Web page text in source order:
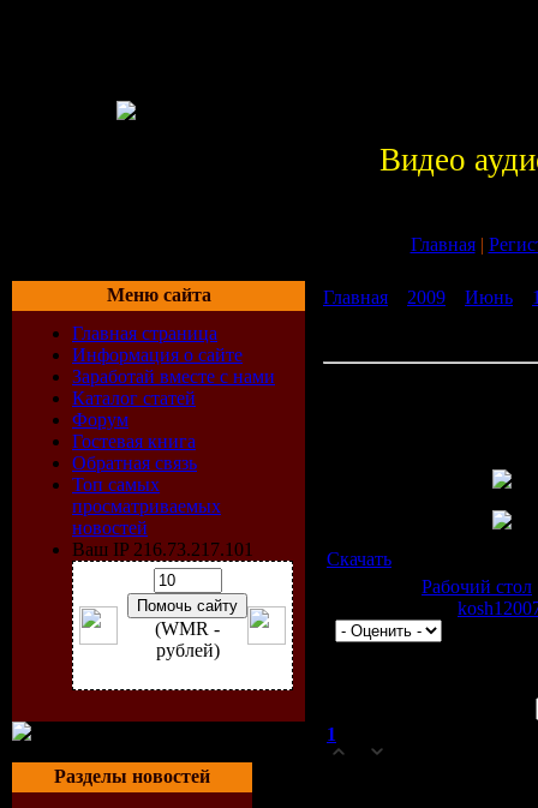
Видео
Главная|
Меню сайта
Главная страница
Информация о сайте
Заработай вместе с нами
Каталог статей
Форум
Гостевая книга
Обратная связь
Топ самых
просматриваемых
новостей
Ваш IP 216.73.217.101
(WMR -
рублей)
Разделы новостей
Главная 2009 Июнь
Скачать
Рабочий стол
1